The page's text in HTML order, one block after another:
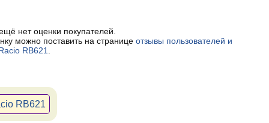
нет оценки покупателей.
можно поставить на странице отзывы пользователей и
RB621
RB621